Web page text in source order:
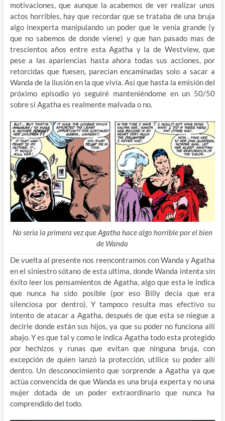
motivaciones, que aunque la acabemos de ver realizar unos
actos horribles, hay que recordar que se trataba de una bruja
algo inexperta manipulando un poder que le venia grande (y
que no sabemos de donde viene) y que han pasado mas de
trescientos años entre esta Agatha y la de Westview, que
pese a las apariencias hasta ahora todas sus acciones, por
retorcidas que fuesen, parecían encaminadas solo a sacar a
Wanda de la ilusión en la que vivía. Así que hasta la emisión del
próximo episodio yo seguiré manteniéndome en un 50/50
sobre si Agatha es realmente malvada o no.
No seria la primera vez que Agatha hace algo horrible por el bien
de Wanda
De vuelta al presente nos reencontramos con Wanda y Agatha
en el siniestro sótano de esta ultima, donde Wanda intenta sin
éxito leer los pensamientos de Agatha, algo que esta le indica
que nunca ha sido posible (por eso Billy decía que era
silenciosa por dentro). Y tampoco resulta mas efectivo su
intento de atacar a Agatha, después de que esta se niegue a
decirle donde están sus hijos, ya que su poder no funciona allí
abajo. Y es que tal y como le indica Agatha todo esta protegido
por hechizos y runas que evitan que ninguna bruja, con
excepción de quien lanzó la protección, utilice su poder allí
dentro. Un desconocimiento que sorprende a Agatha ya que
actúa convencida de que Wanda es una bruja experta y no una
mujer dotada de un poder extraordinario que nunca ha
comprendido del todo.